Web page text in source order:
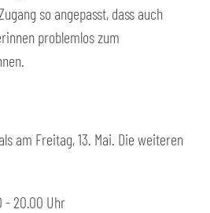
so angepasst, dass auch
problemlos zum
am Freitag, 13. Mai. Die weiteren
- 20.00 Uhr